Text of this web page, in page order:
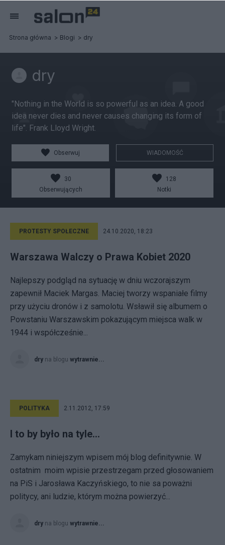
Strona główna Blogi dry
dry
"Nothing in the World is so powerful as an idea. A good
idea never dies and never causes changing its form of
life". Frank Lloyd Wright.
Obserwuj WIADOMOŚĆ
30
Obserwujących
128
Notki
PROTESTY SPOŁECZNE 24.10.2020, 18:23
Warszawa Walczy o Prawa Kobiet 2020
Najlepszy podgląd na sytuację w dniu wczorajszym
zapewnił Maciek Margas. Maciej tworzy wspaniałe filmy
przy użyciu dronów i z samolotu. Wsławił się albumem o
Powstaniu Warszawskim pokazującym miejsca walk w
1944 i współcześnie...
dry na blogu wytrawnie...
POLITYKA 2.11.2012, 17:59
I to by było na tyle...
Zamykam niniejszym wpisem mój blog definitywnie. W
ostatnim moim wpisie przestrzegam przed głosowaniem
na PiS i Jarosława Kaczyńskiego, to nie sa poważni
politycy, ani ludzie, którym można powierzyć...
dry na blogu wytrawnie...